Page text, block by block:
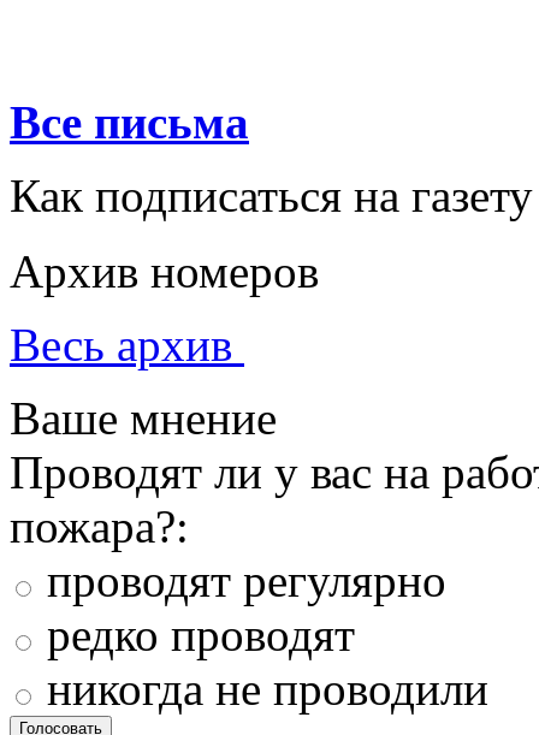
Все письма
Как подписаться на газету
Архив номеров
Весь архив
Ваше мнение
Проводят ли у вас на
пожара?:
проводят регулярно
редко проводят
никогда не проводили